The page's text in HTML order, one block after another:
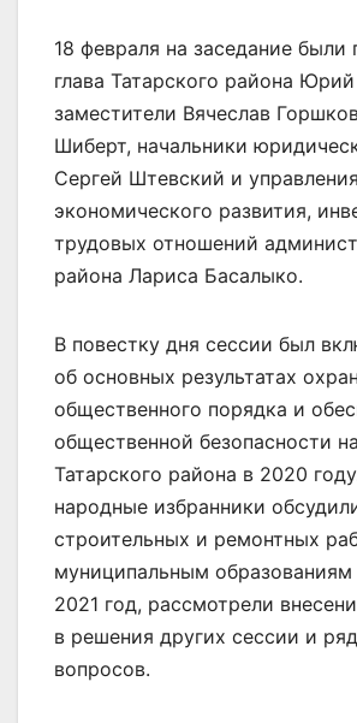
18 февраля на заседание были
глава Татарского района
заместители Вячеслав
Шиберт, начальники
Сергей Штевский и управления
экономического развития,
трудовых отношений
района Лариса Басалыко.
В повестку дня сессии был
об основных результатах
общественного порядка и
общественной безопасности
Татарского района в 2020
народные избранники
строительных и ремонтных
муниципальным образованиям
2021 год, рассмотрели
в решения других сессии и
вопросов.